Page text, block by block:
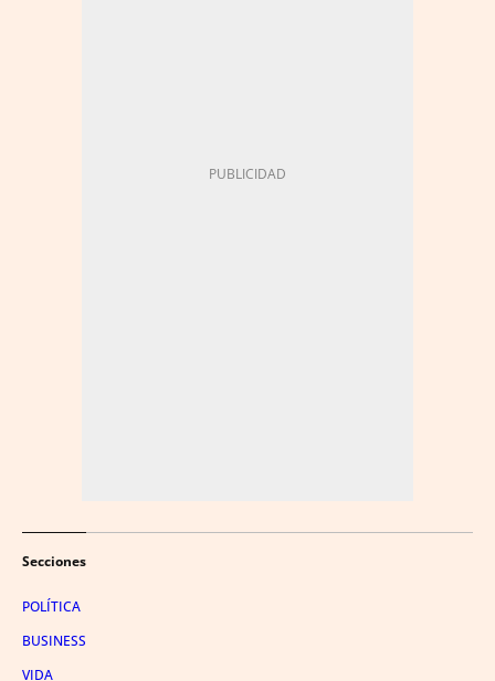
Secciones
POLÍTICA
BUSINESS
VIDA